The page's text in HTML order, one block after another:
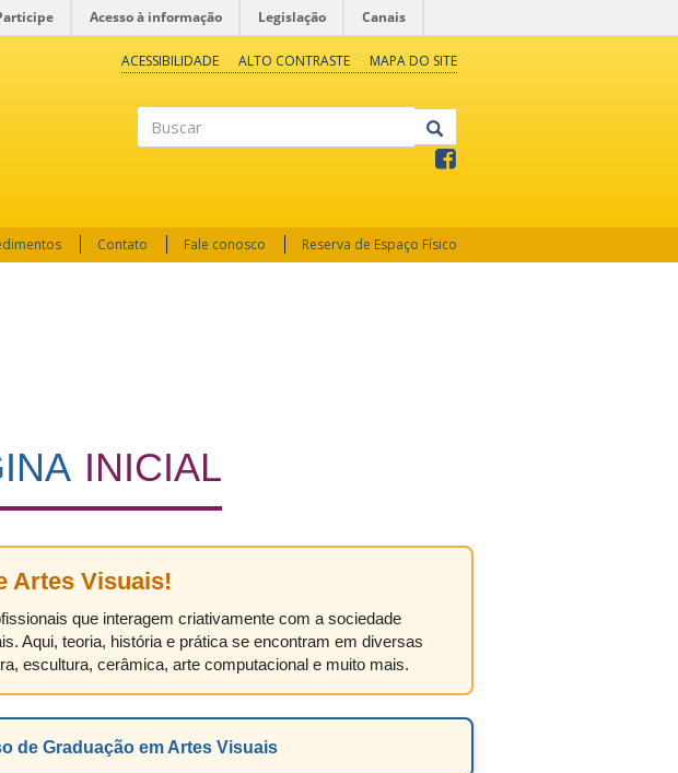
Acesso à informação Legislação Canais
ACESSIBILIDADE ALTO CONTRASTE MAPA DO SITE
Contato Fale conosco Reserva de Espaço Físico
INICIAL
Artes Visuais!
que interagem criativamente com a sociedade
Aqui, teoria, história e prática se encontram em diversas
escultura, cerâmica, arte computacional e muito mais.
de Graduação em Artes Visuais